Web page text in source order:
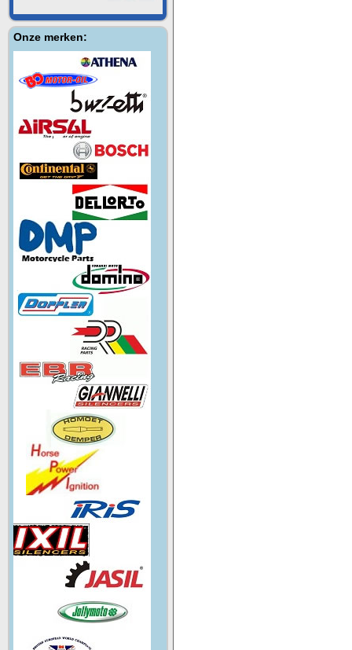
Onze merken: